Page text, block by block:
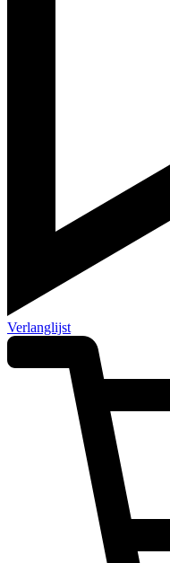
Verlanglijst